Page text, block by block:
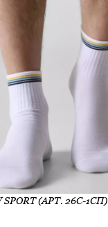
(АРТ. 26С-1СП)